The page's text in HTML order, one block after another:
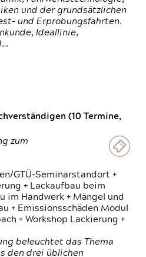
und der grundsätzlichen
und Erprobungsfahrten.
Ideallinie,
(10 Termine,
zum
GTÜ-Seminarstandort +
+ Lackaufbau beim
im Handwerk + Mängel und
+ Emissionsschäden Modul
+ Workshop Lackierung +
beleuchtet das Thema
den drei üblichen